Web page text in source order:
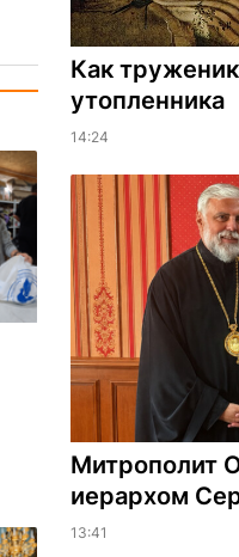
Как
утопленника
14:24
Митрополит
иерархом
13:41